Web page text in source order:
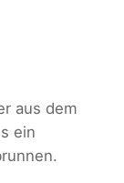
aus dem
ein